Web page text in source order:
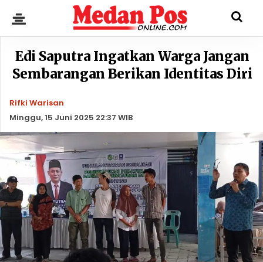
Edi Saputra Ingatkan Warga Jangan
Sembarangan Berikan Identitas Diri
Rifki Warisan
Minggu, 15 Juni 2025 22:37 WIB